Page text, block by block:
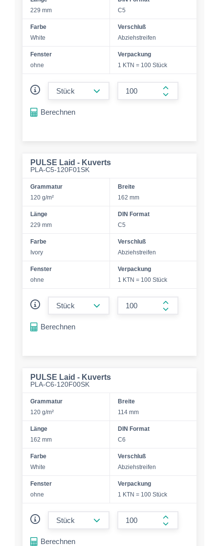
229 mm
C5
Farbe
White
Verschluß
Abziehstreifen
Fenster
ohne
Verpackung
1 KTN = 100 Stück
form.increase-
Berechnen
PULSE Laid - Kuverts
PLA-C5-120F01SK
Grammatur
120 g/m²
Breite
162 mm
Länge
229 mm
DIN Format
C5
Farbe
Ivory
Verschluß
Abziehstreifen
Fenster
ohne
Verpackung
1 KTN = 100 Stück
form.increase-
Berechnen
PULSE Laid - Kuverts
PLA-C6-120F00SK
Grammatur
120 g/m²
Breite
114 mm
Länge
162 mm
DIN Format
C6
Farbe
White
Verschluß
Abziehstreifen
Fenster
ohne
Verpackung
1 KTN = 100 Stück
form.increase-
Berechnen